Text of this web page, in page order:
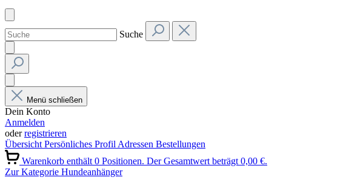
Suche
Menü schließen
Dein Konto
Anmelden
oderregistrieren
ÜbersichtPersönliches ProfilAdressen Bestellungen
Warenkorb enthält 0 Positionen. Der Gesamtwert beträgt 0,00 €.
Zur Kategorie Hundeanhänger